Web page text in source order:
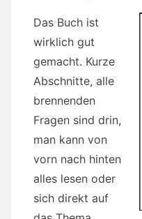
Das Buch ist
wirklich gut
gemacht. Kurze
Abschnitte, alle
brennenden
Fragen sind drin,
man kann von
vorn nach hinten
alles lesen oder
sich direkt auf